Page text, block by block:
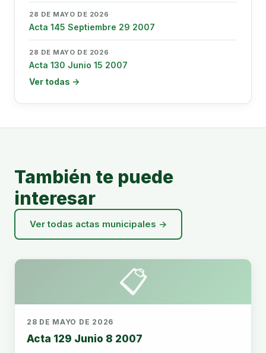
28 DE MAYO DE 2026
Acta 145 Septiembre 29 2007
28 DE MAYO DE 2026
Acta 130 Junio 15 2007
Ver todas →
También te puede
interesar
Ver todas actas municipales →
📋
28 DE MAYO DE 2026
Acta 129 Junio 8 2007